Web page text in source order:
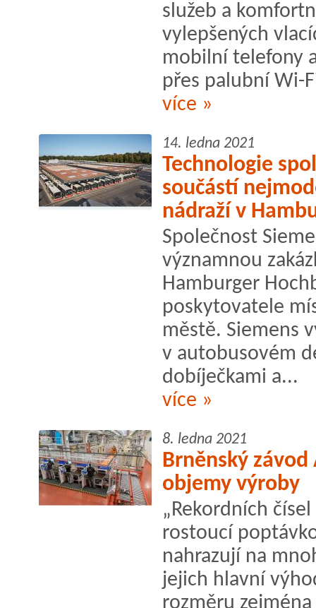
služeb a
vylepšených
mobilní telefony
přes palubní Wi-
více »
14. ledna 2021
Technologie
součástí
nádraží v
Společnost
významnou
Hamburger
poskytovatele
městě. Siemens
v autobusovém
dobíječkami a...
více »
8. ledna 2021
Brněnský
objemy výroby
„Rekordních
rostoucí
nahrazují na
jejich hlavní
rozměru